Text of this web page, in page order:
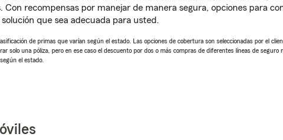
Con recompensas por manejar de manera segura, opciones para
que sea adecuada para usted.
de primas que varían según el estado. Las opciones de cobertura son seleccionadas por el
solo una póliza, pero en ese caso el descuento por dos o más compras de diferentes líneas de
el estado.